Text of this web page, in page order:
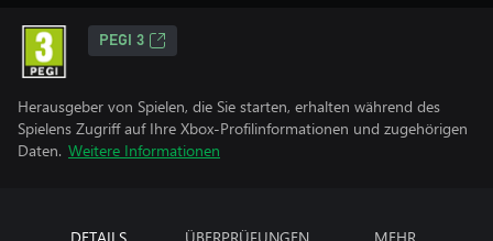
PEGI 3
Herausgeber von Spielen, die Sie starten, erhalten während des
Spielens Zugriff auf Ihre Xbox-Profilinformationen und zugehörigen
Daten. Weitere Informationen